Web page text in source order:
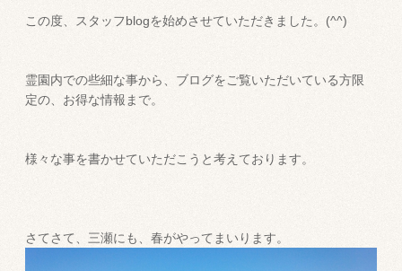
この度、スタッフblogを始めさせていただきました。(^^)
霊園内での些細な事から、ブログをご覧いただいている方限
定の、お得な情報まで。
様々な事を書かせていただこうと考えております。
さてさて、三瀬にも、春がやってまいります。